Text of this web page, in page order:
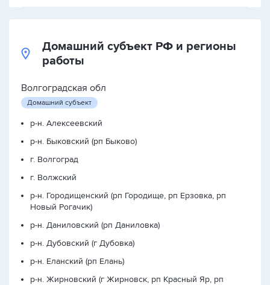
Домашний субъект РФ и регионы
работы
Волгоградская обл
Домашний субъект
р-н. Алексеевский
р-н. Быковский (рп Быково)
г. Волгоград
г. Волжский
р-н. Городищенский (рп Городище, рп Ерзовка, рп
Новый Рогачик)
р-н. Даниловский (рп Даниловка)
р-н. Дубовский (г Дубовка)
р-н. Еланский (рп Елань)
р-н. Жирновский (г Жирновск, рп Красный Яр, рп